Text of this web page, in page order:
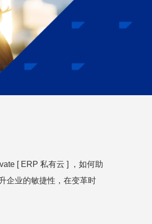
[ ERP 私有云 ] ，如何助
企业的敏捷性，在变革时